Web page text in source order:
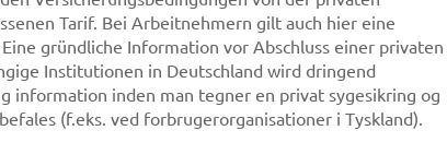
Tarif. Bei Arbeitnehmern gilt auch hier eine
gründliche Information vor Abschluss einer privaten
Institutionen in Deutschland wird dringend
information inden man tegner en privat sygesikring og
(f.eks. ved forbrugerorganisationer i Tyskland).